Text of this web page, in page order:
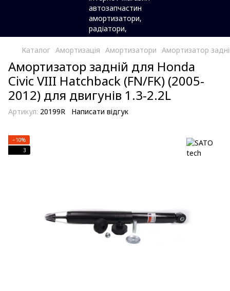
Каталог Амортизація Амортизатори Амортизатор
Амортизатор задній для Honda
Civic VIII Hatchback (FN/FK) (2005-
2012) для двигунів 1.3-2.2L
Артикул: 20199R Написати відгук
−10%
3